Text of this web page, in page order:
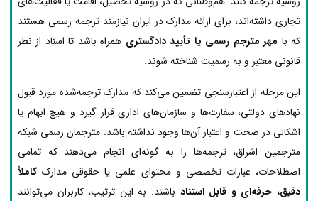
تجاری داشته‌اند، برای ارائه مدارک در ایران نیازمند ترجمه رسمی هستند
که با مهر مترجم رسمی یا تأیید دادگستری همراه باشد تا اسناد از نظر
قانونی معتبر و به رسمیت شناخته شوند.
این مرحله از اعتبارسنجی تضمین می‌کند که مدارک ترجمه‌شده مورد قبول
نهادهای دولتی، سفارت‌ها و سازمان‌های اداری قرار گیرد و هیچ ابهام یا
اشکالی در صحت و اعتبار آن‌ها وجود نداشته باشد. مترجمان رسمی شبکه
مترجمین اشراق، ترجمه‌ها را به گونه‌ای انجام می‌دهند که تمامی
اصطلاحات، عبارات تخصصی و محتوای علمی یا حقوقی مدارککاملاً
دقیق، حرفه‌ای و قابل استناد باشند. به این ترتیب، کاربران می‌توانند